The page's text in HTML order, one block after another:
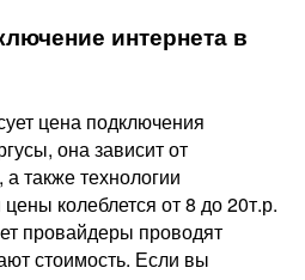
интернета в
цена подключения
она зависит от
также технологии
колеблется от 8 до 20т.р.
провайдеры проводят
стоимость. Если вы